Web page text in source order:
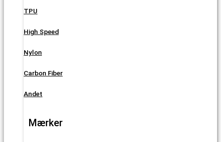
TPU
High Speed
Nylon
Carbon Fiber
Andet
Mærker